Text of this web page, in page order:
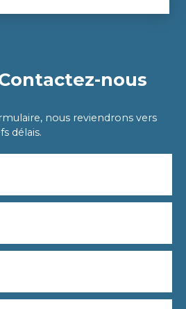
nous
nous reviendrons vers
délais.